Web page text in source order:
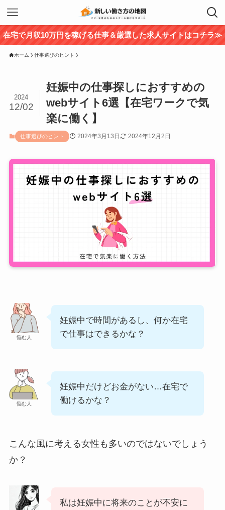
在宅で月収10万円を稼げる仕事＆厳選した求人サイトはコチラ≫
ホーム 仕事選びのヒント
妊娠中の仕事探しにおすすめの
webサイト6選【在宅ワークで気
楽に働く】
2024
12/02
仕事選びのヒント 2024年3月13日 2024年12月2日
悩む人
妊娠中で時間があるし、何か在宅
で仕事はできるかな？
悩む人
妊娠中だけどお金がない…在宅で
働けるかな？
こんな風に考える女性も多いのではないでしょう
か？
私は妊娠中に将来のことが不安に